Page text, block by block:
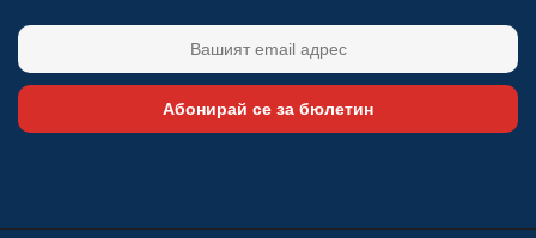
Абонирай се за бюлетин